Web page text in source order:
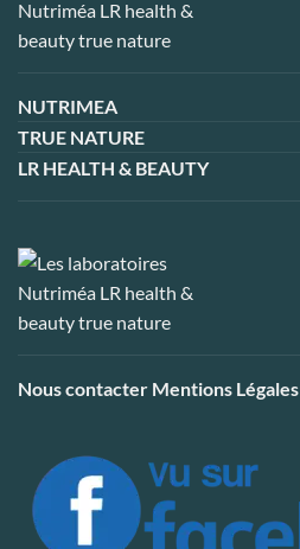
NUTRIMEA
TRUE NATURE
LR HEALTH & BEAUTY
Nous contacter Mentions Légales